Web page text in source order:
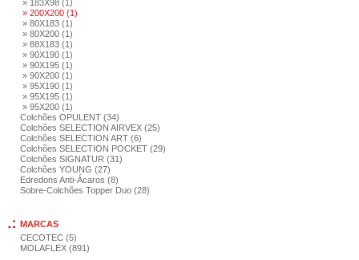
» 183X98 (1)
» 200X200 (1)
» 80X183 (1)
» 80X200 (1)
» 88X183 (1)
» 90X190 (1)
» 90X195 (1)
» 90X200 (1)
» 95X190 (1)
» 95X195 (1)
» 95X200 (1)
Colchões OPULENT (34)
Colchões SELECTION AIRVEX (25)
Colchões SELECTION ART (6)
Colchões SELECTION POCKET (29)
Colchões SIGNATUR (31)
Colchões YOUNG (27)
Edredons Anti-Ácaros (8)
Sobre-Colchões Topper Duo (28)
MARCAS
CECOTEC (5)
MOLAFLEX (891)